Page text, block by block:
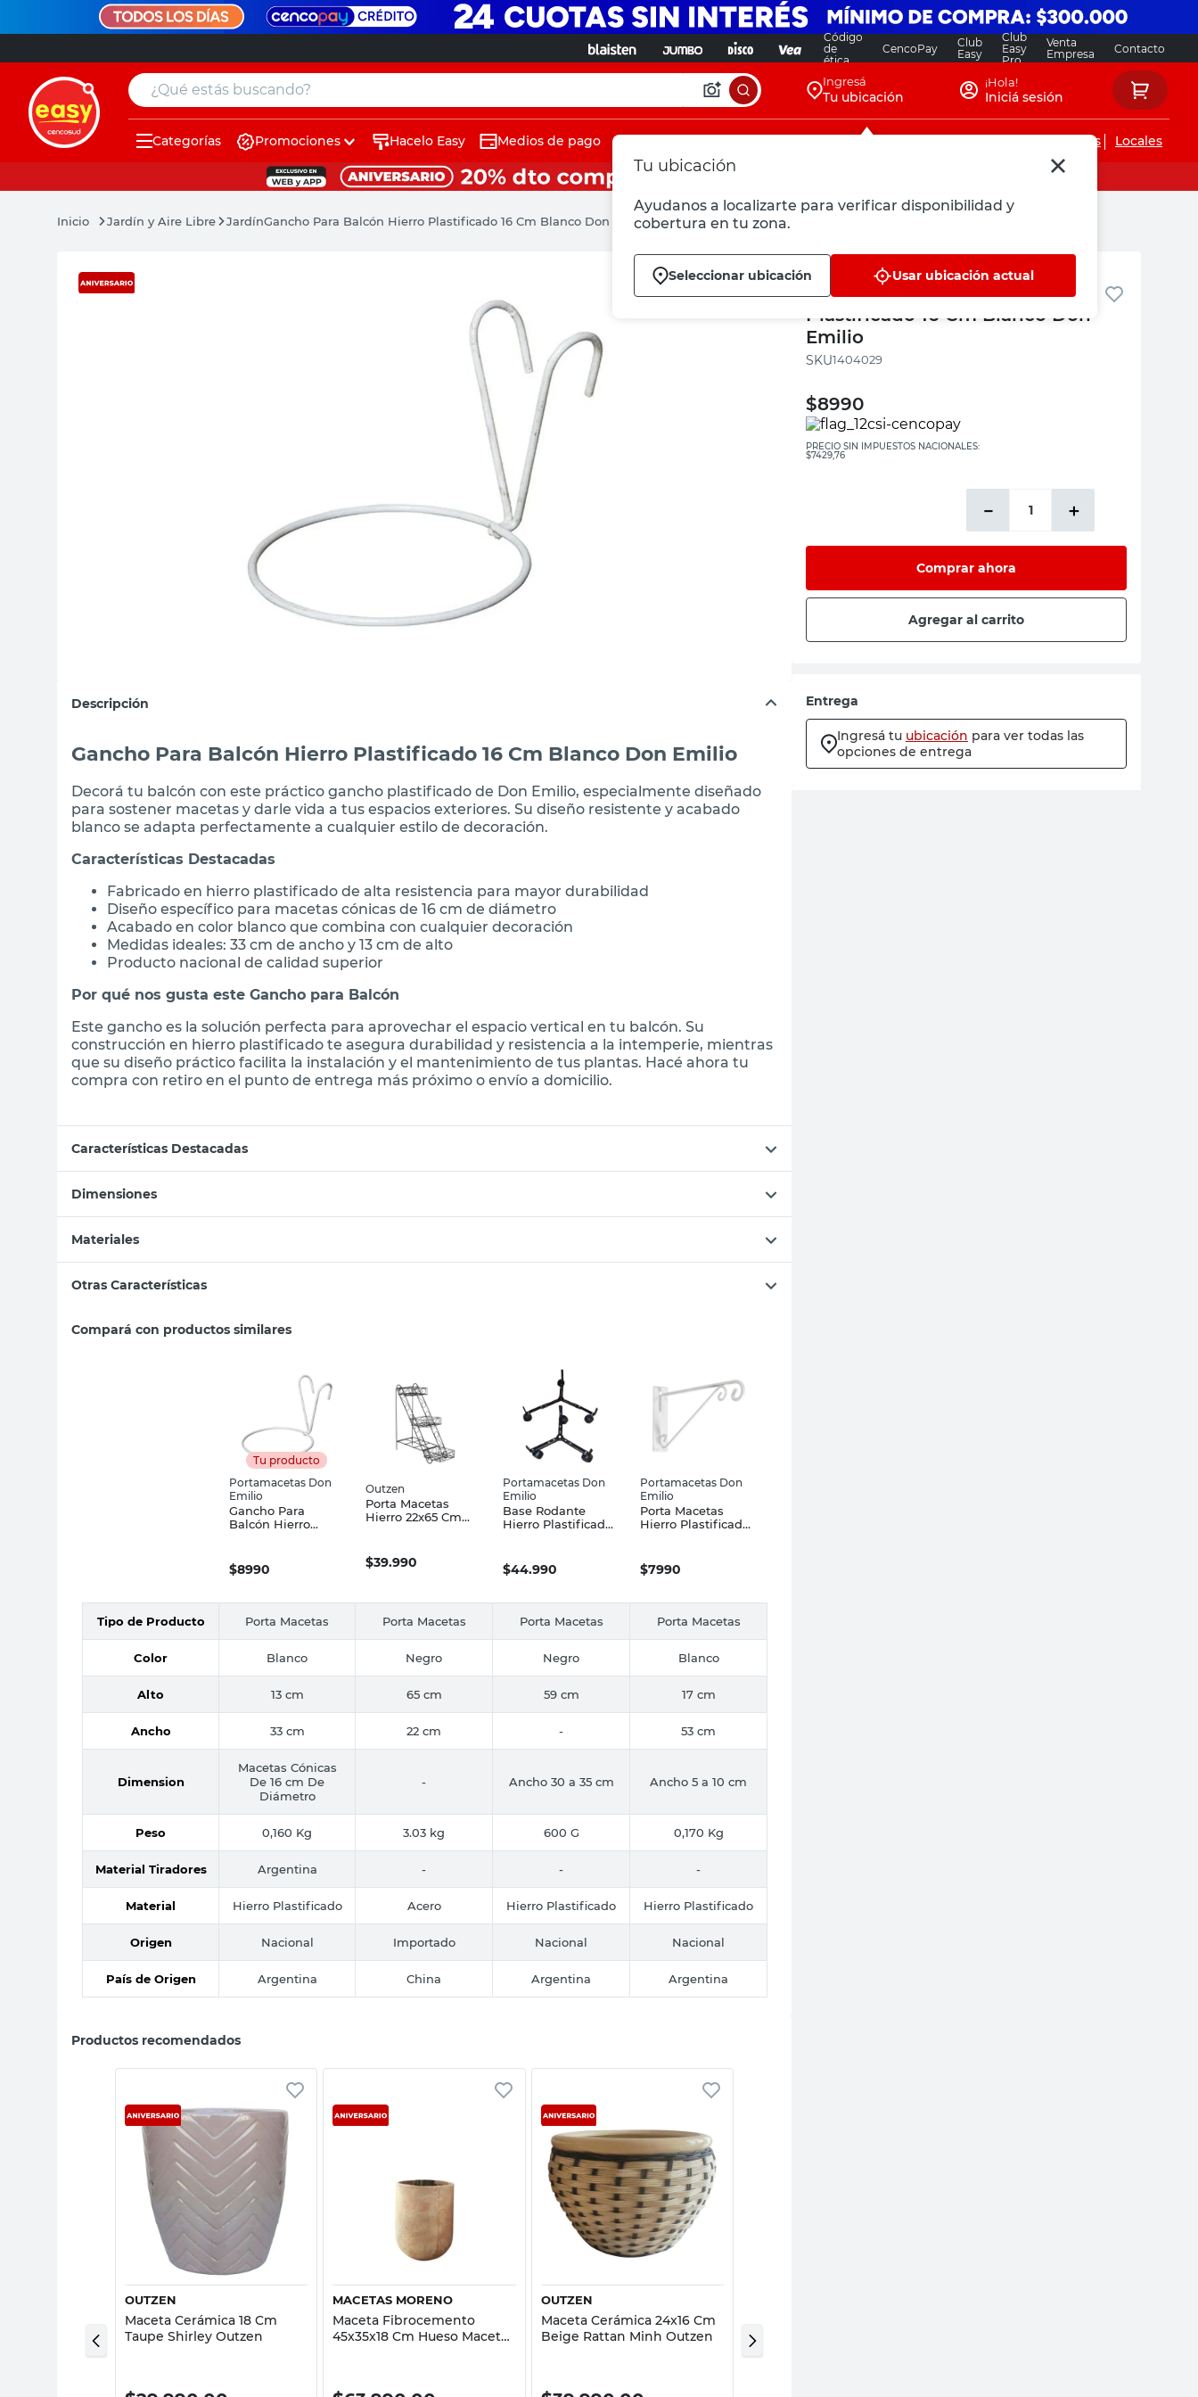
Código
de
ética
CencoPay
Club
Easy
Club
Easy
Pro
Venta
Empresa
Contacto
¿Qué estás buscando? Ingresá
Tu ubicación
Tu ubicación
Ayudanos a localizarte para verificar disponibilidad y
cobertura en tu zona.
Seleccionar ubicación Usar ubicación actual
¡Hola!
Iniciá sesión
Categorías Promociones Hacelo Easy Medios de pago Servicios de instalaciones Locales
Jardín y Aire Libre JardínGancho Para Balcón Hierro Plastificado 16 Cm Blanco Don Emilio
Descripción
Gancho Para Balcón Hierro Plastificado 16 Cm Blanco Don Emilio
Decorá tu balcón con este práctico gancho plastificado de Don Emilio, especialmente diseñado
para sostener macetas y darle vida a tus espacios exteriores. Su diseño resistente y acabado
blanco se adapta perfectamente a cualquier estilo de decoración.
Características Destacadas
Fabricado en hierro plastificado de alta resistencia para mayor durabilidad
Diseño específico para macetas cónicas de 16 cm de diámetro
Acabado en color blanco que combina con cualquier decoración
Medidas ideales: 33 cm de ancho y 13 cm de alto
Producto nacional de calidad superior
Por qué nos gusta este Gancho para Balcón
Este gancho es la solución perfecta para aprovechar el espacio vertical en tu balcón. Su
construcción en hierro plastificado te asegura durabilidad y resistencia a la intemperie, mientras
que su diseño práctico facilita la instalación y el mantenimiento de tus plantas. Hacé ahora tu
compra con retiro en el punto de entrega más próximo o envío a domicilio.
Características Destacadas
Dimensiones
Materiales
Otras Características
Compará con productos similares
Tu producto
Portamacetas Don
Emilio
Gancho Para
Balcón Hierro
$8990
Outzen
Porta Macetas
Hierro 22x65 Cm
$39.990
Portamacetas Don
Emilio
Base Rodante
Hierro Plastificado
$44.990
Portamacetas Don
Emilio
Porta Macetas
Hierro Plastificado
Emilio
$7990
Tipo de Producto Porta Macetas Porta Macetas Porta Macetas Porta Macetas
Color Blanco Negro Negro Blanco
Alto 13 cm 65 cm 59 cm 17 cm
Ancho 33 cm 22 cm - 53 cm
Dimension
Macetas Cónicas
De 16 cm De
Diámetro
- Ancho 30 a 35 cm Ancho 5 a 10 cm
Peso 0,160 Kg 3.03 kg 600 G 0,170 Kg
Material Tiradores Argentina - - -
Material Hierro Plastificado Acero Hierro Plastificado Hierro Plastificado
Origen Nacional Importado Nacional Nacional
País de Origen Argentina China Argentina Argentina
Productos recomendados
Vista rápida
OUTZEN
Maceta Cerámica 18 Cm
Taupe Shirley Outzen
Vista rápida
MACETAS MORENO
Maceta Fibrocemento
45x35x18 Cm Hueso Macetas
Vista rápida
OUTZEN
Maceta Cerámica 24x16 Cm
Beige Rattan Minh Outzen
Cm Gris Claro Outzen
Portamacetas Don Emilio
Gancho Para Balcón Hierro
Plastificado 16 Cm Blanco Don
Emilio
:1404029
$8990
PRECIO SIN IMPUESTOS NACIONALES:
$7429,76
＋
－
Comprar ahora
Agregar al carrito
Entrega
Ingresá tu ubicación para ver todas las
opciones de entrega
muebles